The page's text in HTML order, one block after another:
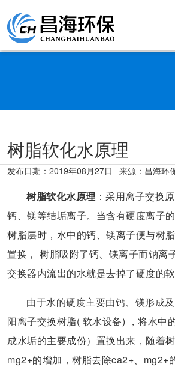
树脂软化水原理
发布日期： 2019年08月27日 来源：昌海环
树脂软化水原理 ：采用离子交换
钙、镁等结垢离子。当含有硬度离子
树脂层时，水中的钙、镁离子便与树
置换， 树脂吸附了钙、镁离子而钠离
交换器内流出的水就是去掉了硬度的软
由于水的硬度主要由钙、镁形成
阳离子交换树脂( 软水设备) ，将水中
成水垢的主要成份）置换出来，随着树
mg2+的增加，树脂去除ca2+、mg2+